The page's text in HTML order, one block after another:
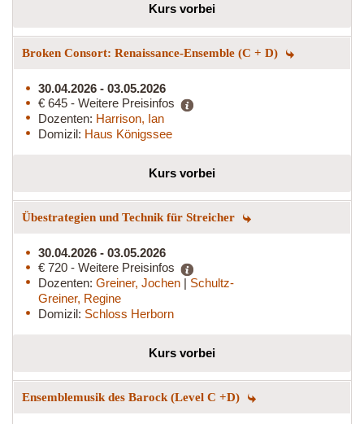
Kurs vorbei
Broken Consort: Renaissance-Ensemble (C + D)
30.04.2026 - 03.05.2026
€ 645 - Weitere Preisinfos
Dozenten: Harrison, Ian
Domizil: Haus Königssee
Kurs vorbei
Übestrategien und Technik für Streicher
30.04.2026 - 03.05.2026
€ 720 - Weitere Preisinfos
Dozenten: Greiner, Jochen | Schultz-
Greiner, Regine
Domizil: Schloss Herborn
Kurs vorbei
Ensemblemusik des Barock (Level C +D)